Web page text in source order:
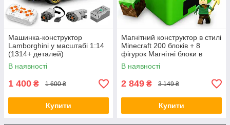
Машинка-конструктор
Lamborghini у масштабі 1:14
(1314+ деталей)
В наявності
1 400 ₴ 1 600 ₴
Купити
Магнітний конструктор в стилі
Minecraft 200 блоків + 8
фігурок Магнітні блоки в
подарунковому зеленому
боксі
В наявності
2 849 ₴ 3 149 ₴
Купити